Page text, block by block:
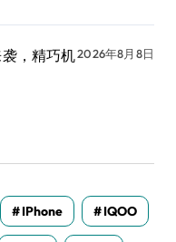
，精巧机2026年8月8日
IPhone IQOO